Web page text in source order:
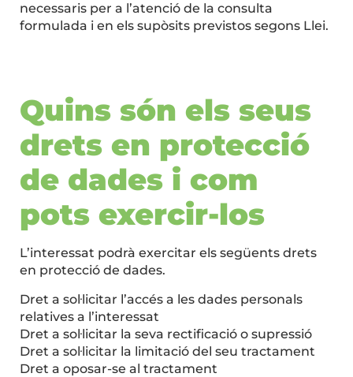
necessaris per a l’atenció de la consulta
formulada i en els supòsits previstos segons Llei.
Quins són els seus
drets en protecció
de dades i com
pots exercir-los
L’interessat podrà exercitar els següents drets
en protecció de dades.
Dret a sol·licitar l’accés a les dades personals
relatives a l’interessat
Dret a sol·licitar la seva rectificació o supressió
Dret a sol·licitar la limitació del seu tractament
Dret a oposar-se al tractament